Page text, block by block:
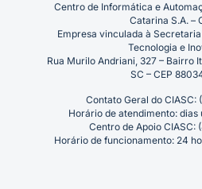
Centro de Informática e
Catarina S.A. –
Empresa vinculada à
Tecnologia e
Rua Murilo Andriani, 327 – Bairro
SC – CEP
Contato Geral do CIASC:
Horário de atendimento: dias
Centro de Apoio CIASC:
Horário de funcionamento: 24